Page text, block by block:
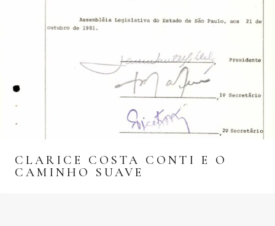
CLARICE COSTA CONTI E O
CAMINHO SUAVE